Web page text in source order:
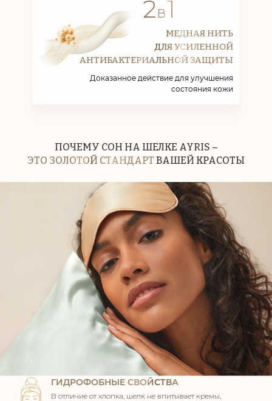
2в1
МЕДНАЯ НИТЬ
ДЛЯ УСИЛЕННОЙ
АНТИБАКТЕРИАЛЬНОЙ ЗАЩИТЫ
Доказанное действие для улучшения
состояния кожи
ПОЧЕМУ СОН НА ШЕЛКЕ AYRIS –
ЭТО ЗОЛОТОЙ СТАНДАРТ ВАШЕЙ КРАСОТЫ
ГИДРОФОБНЫЕ СВОЙСТВА
В отличие от хлопка, шелк не впитывает кремы,